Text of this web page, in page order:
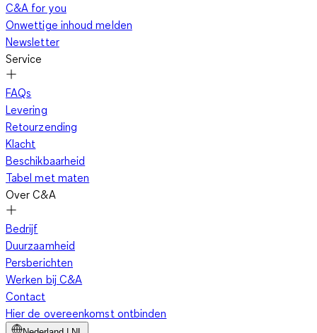
C&A for you
Onwettige inhoud melden
Newsletter
Service
FAQs
Levering
Retourzending
Klacht
Beschikbaarheid
Tabel met maten
Over C&A
Bedrijf
Duurzaamheid
Persberichten
Werken bij C&A
Contact
Hier de overeenkomst ontbinden